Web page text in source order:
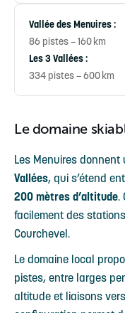
Vallée des Menuires :
86 pistes – 160 km
Les 3 Vallées :
334 pistes – 600 km
Le domaine
Les Menuires
Vallées, qui s’étend
200 mètres d’altitude.
facilement des
Courchevel.
Le domaine local
pistes, entre larges
altitude et liaisons